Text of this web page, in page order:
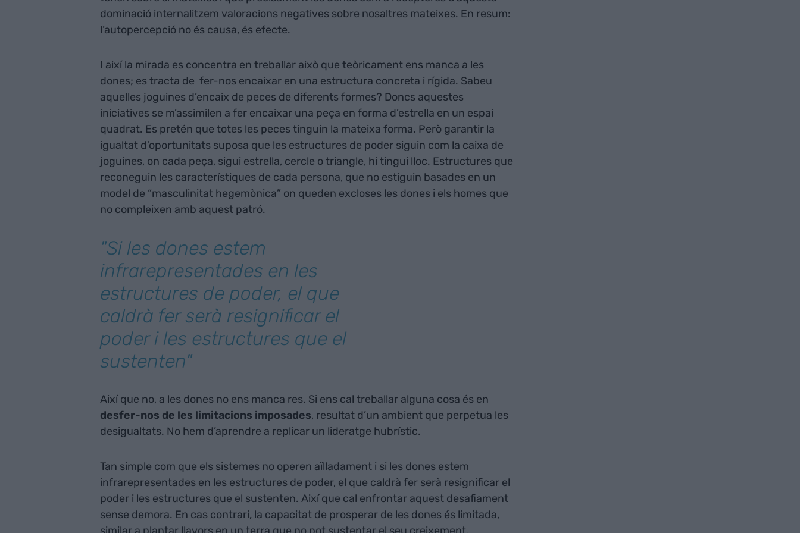
dominació internalitzem valoracions negatives sobre nosaltres mateixes. En resum:
l’autopercepció no és causa, és efecte.
I així la mirada es concentra en treballar això que teòricament ens manca a les
dones; es tracta de fer-nos encaixar en una estructura concreta i rígida. Sabeu
aquelles joguines d’encaix de peces de diferents formes? Doncs aquestes
iniciatives se m’assimilen a fer encaixar una peça en forma d’estrella en un espai
quadrat. Es pretén que totes les peces tinguin la mateixa forma. Però garantir la
igualtat d’oportunitats suposa que les estructures de poder siguin com la caixa de
joguines, on cada peça, sigui estrella, cercle o triangle, hi tingui lloc. Estructures que
reconeguin les característiques de cada persona, que no estiguin basades en un
model de “masculinitat hegemònica” on queden excloses les dones i els homes que
no compleixen amb aquest patró.
"Si les dones estem
infrarepresentades en les
estructures de poder, el que
caldrà fer serà resignificar el
poder i les estructures que el
sustenten"
Així que no, a les dones no ens manca res. Si ens cal treballar alguna cosa és en
desfer-nos de les limitacions imposades, resultat d’un ambient que perpetua les
desigualtats. No hem d’aprendre a replicar un lideratge hubrístic.
Tan simple com que els sistemes no operen aïlladament i si les dones estem
infrarepresentades en les estructures de poder, el que caldrà fer serà resignificar el
poder i les estructures que el sustenten. Així que cal enfrontar aquest desafiament
sense demora. En cas contrari, la capacitat de prosperar de les dones és limitada,